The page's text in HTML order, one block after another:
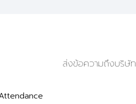
ส่งข้อความถึงบริษัท